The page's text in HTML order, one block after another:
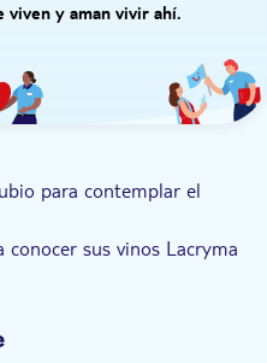
viven y aman vivir ahí.
para contemplar el
sus vinos Lacryma
ligera elaborada con